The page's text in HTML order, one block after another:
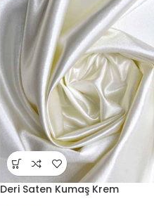
Deri Saten Kumaş Krem